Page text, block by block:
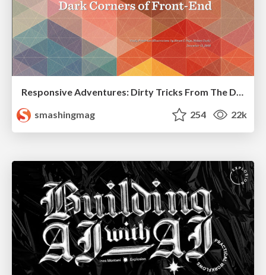
Responsive Adventures: Dirty Tricks From The Dark Corners of Front-End
smashingmag
254 22k